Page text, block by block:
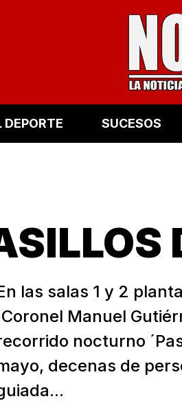
DEPORTE SUCESOS
las salas 1 y 2
Manuel
nocturno
decenas de